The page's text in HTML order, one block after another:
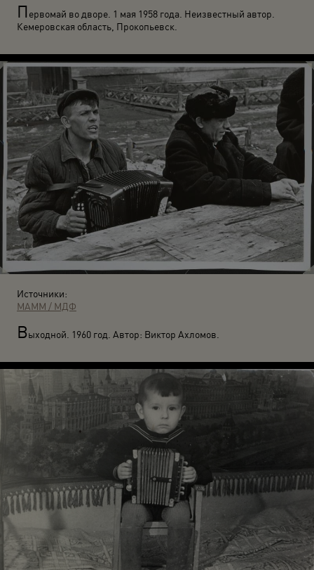
Первомай во дворе. 1 мая 1958 года. Неизвестный автор.
Кемеровская область, Прокопьевск.
Источники:
МАММ / МДФ
Выходной. 1960 год. Автор: Виктор Ахломов.